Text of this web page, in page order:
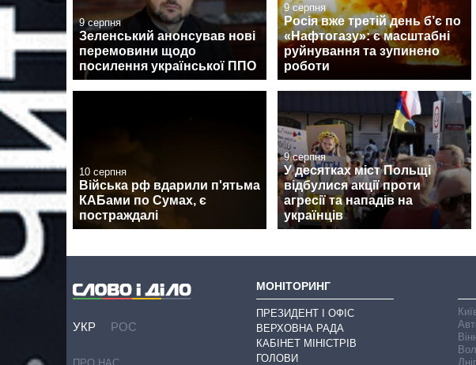
9 серпня
Зеленський анонсував нові
перемовини щодо
посилення української ППО
9 серпня
Росія вже третій день б’є по
«Нафтогазу»: є масштабні
руйнування та зупинено
роботи
10 серпня
Війська рф вдарили п'ятьма
КАБами по Сумах, є
постраждалі
9 серпня
У десятках міст Польщі
відбулися акції проти
агресії та нападів на
українців
УКР РОС
МОНІТОРИНГ
ПРЕЗИДЕНТ І ОФІС
ВЕРХОВНА РАДА
КАБІНЕТ МІНІСТРІВ
ГОЛОВИ